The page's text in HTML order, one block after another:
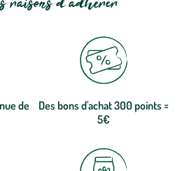
de
Des bons d'achat 300 points =
5€